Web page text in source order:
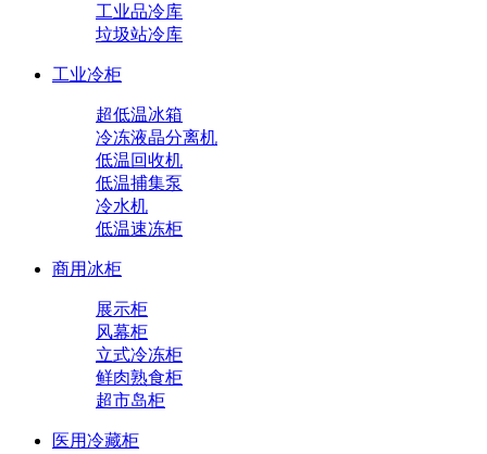
工业品冷库
垃圾站冷库
工业冷柜
超低温冰箱
冷冻液晶分离机
低温回收机
低温捕集泵
冷水机
低温速冻柜
商用冰柜
展示柜
风幕柜
立式冷冻柜
鲜肉熟食柜
超市岛柜
医用冷藏柜